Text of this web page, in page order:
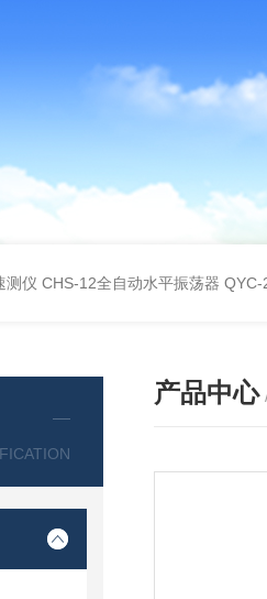
测仪 CHS-12全自动水平振荡器 QYC-
产品中心